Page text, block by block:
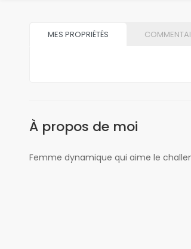
MES PROPRIÉTÉS
À propos de moi
Femme dynamique qui aime le